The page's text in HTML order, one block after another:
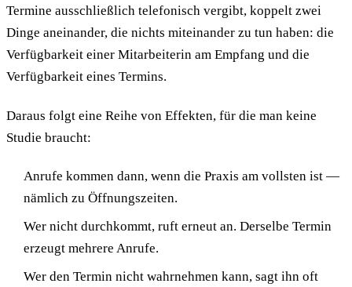
Termine ausschließlich telefonisch vergibt, koppelt zwei
Dinge aneinander, die nichts miteinander zu tun haben: die
Verfügbarkeit einer Mitarbeiterin am Empfang und die
Verfügbarkeit eines Termins.
Daraus folgt eine Reihe von Effekten, für die man keine
Studie braucht:
Anrufe kommen dann, wenn die Praxis am vollsten ist —
nämlich zu Öffnungszeiten.
Wer nicht durchkommt, ruft erneut an. Derselbe Termin
erzeugt mehrere Anrufe.
Wer den Termin nicht wahrnehmen kann, sagt ihn oft